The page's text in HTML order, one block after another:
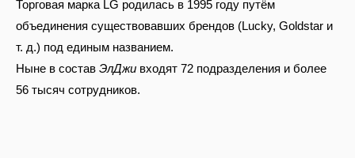
Торговая марка LG родилась в 1995 году путём
объединения существовавших брендов (Lucky, Goldstar и
т. д.) под единым названием.
Ныне в состав ЭлДжи входят 72 подразделения и более
56 тысяч сотрудников.